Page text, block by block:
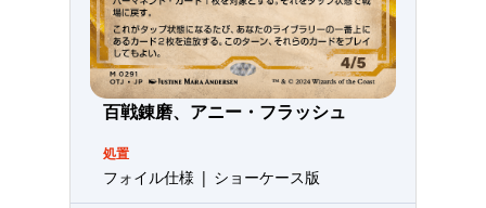
百戦錬磨、アニー・フラッシュ
処置
フォイル仕様 | ショーケース版